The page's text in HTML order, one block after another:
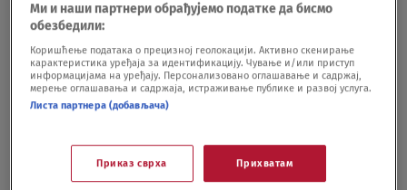
Komunikacija i zabrinutost
prijatelja
Kako je naš portal piao, Ratka se navodno jednoj
drugarici javila 30. juna, a drugoj 1. jula. Nakon
toga više niko nije čuo Ratku, a za njom, sem
Ми и наши партнери обрађујемо податке да бисмо
обезбедили:
Коришћење података о прецизној геолокацији. Активно скенирање
карактеристика уређаја за идентификацију. Чување и/или приступ
информацијама на уређају. Персонализовано оглашавање и садржај,
мерење оглашавања и садржаја, истраживање публике и развој услуга.
Листа партнера (добављача)
Приказ сврха Прихватам